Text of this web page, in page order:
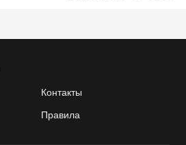
Контакты
Правила